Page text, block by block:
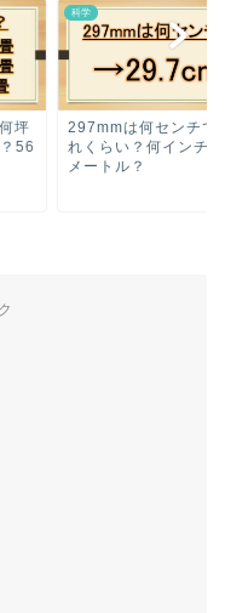
ど
何
科学
2時間半は何分で何
少数や分数で何時間
【2時間30分】